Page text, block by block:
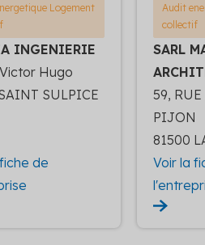
Logement
INGENIERIE
Hugo
SULPICE
de
Audit
collectif
SARL
59,
PIJON
81500
Voir la